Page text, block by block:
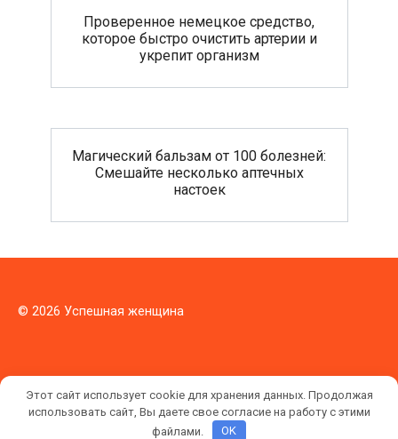
Проверенное немецкое средство,
которое быстро очистить артерии и
укрепит организм
Магический бальзам от 100 болезней:
Смешайте несколько аптечных
настоек
© 2026 Успешная женщина
Этот сайт использует cookie для хранения данных. Продолжая
использовать сайт, Вы даете свое согласие на работу с этими
файлами.
OK